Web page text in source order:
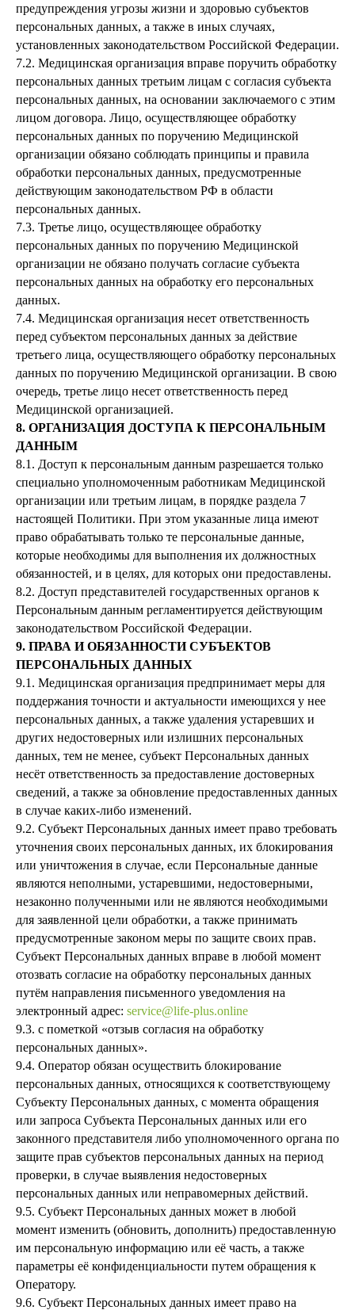
предупреждения угрозы жизни и здоровью субъектов
персональных данных, а также в иных случаях,
установленных законодательством Российской Федерации.
7.2. Медицинская организация вправе поручить обработку
персональных данных третьим лицам с согласия субъекта
персональных данных, на основании заключаемого с этим
лицом договора. Лицо, осуществляющее обработку
персональных данных по поручению Медицинской
организации обязано соблюдать принципы и правила
обработки персональных данных, предусмотренные
действующим законодательством РФ в области
персональных данных.
7.3. Третье лицо, осуществляющее обработку
персональных данных по поручению Медицинской
организации не обязано получать согласие субъекта
персональных данных на обработку его персональных
данных.
7.4. Медицинская организация несет ответственность
перед субъектом персональных данных за действие
третьего лица, осуществляющего обработку персональных
данных по поручению Медицинской организации. В свою
очередь, третье лицо несет ответственность перед
Медицинской организацией.
8. ОРГАНИЗАЦИЯ ДОСТУПА К ПЕРСОНАЛЬНЫМ
ДАННЫМ
8.1. Доступ к персональным данным разрешается только
специально уполномоченным работникам Медицинской
организации или третьим лицам, в порядке раздела 7
настоящей Политики. При этом указанные лица имеют
право обрабатывать только те персональные данные,
которые необходимы для выполнения их должностных
обязанностей, и в целях, для которых они предоставлены.
8.2. Доступ представителей государственных органов к
Персональным данным регламентируется действующим
законодательством Российской Федерации.
9. ПРАВА И ОБЯЗАННОСТИ СУБЪЕКТОВ
ПЕРСОНАЛЬНЫХ ДАННЫХ
9.1. Медицинская организация предпринимает меры для
поддержания точности и актуальности имеющихся у нее
персональных данных, а также удаления устаревших и
других недостоверных или излишних персональных
данных, тем не менее, субъект Персональных данных
несёт ответственность за предоставление достоверных
сведений, а также за обновление предоставленных данных
в случае каких-либо изменений.
9.2. Субъект Персональных данных имеет право требовать
уточнения своих персональных данных, их блокирования
или уничтожения в случае, если Персональные данные
являются неполными, устаревшими, недостоверными,
незаконно полученными или не являются необходимыми
для заявленной цели обработки, а также принимать
предусмотренные законом меры по защите своих прав.
Субъект Персональных данных вправе в любой момент
отозвать согласие на обработку персональных данных
путём направления письменного уведомления на
электронный адрес: service@life-plus.online
9.3. с пометкой «отзыв согласия на обработку
персональных данных».
9.4. Оператор обязан осуществить блокирование
персональных данных, относящихся к соответствующему
Субъекту Персональных данных, с момента обращения
или запроса Субъекта Персональных данных или его
законного представителя либо уполномоченного органа по
защите прав субъектов персональных данных на период
проверки, в случае выявления недостоверных
персональных данных или неправомерных действий.
9.5. Субъект Персональных данных может в любой
момент изменить (обновить, дополнить) предоставленную
им персональную информацию или её часть, а также
параметры её конфиденциальности путем обращения к
Оператору.
9.6. Субъект Персональных данных имеет право на